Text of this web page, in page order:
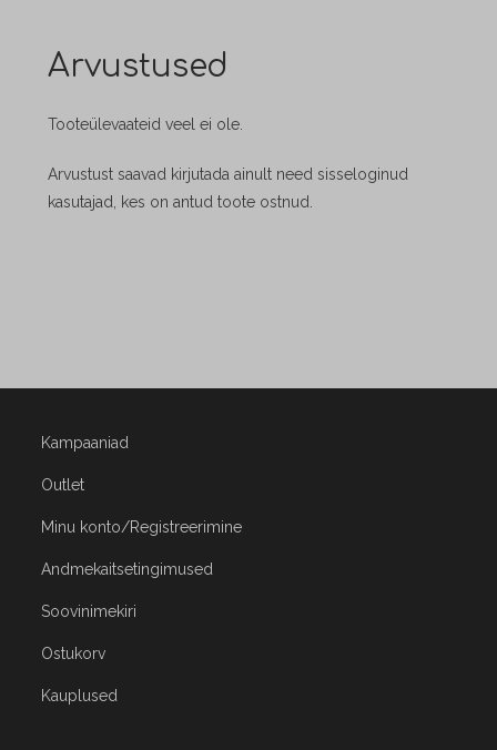
Arvustused
Tooteülevaateid veel ei ole.
Arvustust saavad kirjutada ainult need sisseloginud
kasutajad, kes on antud toote ostnud.
Kampaaniad
Outlet
Minu konto/Registreerimine
Andmekaitsetingimused
Soovinimekiri
Ostukorv
Kauplused